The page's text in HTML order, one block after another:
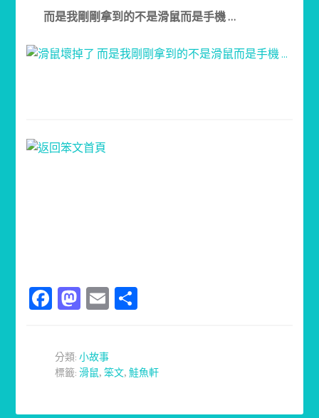
而是我剛剛拿到的不是滑鼠而是手機 …
Facebook
Mastodon
Email
分類:小故事
標籤:滑鼠,笨文,鮭魚軒